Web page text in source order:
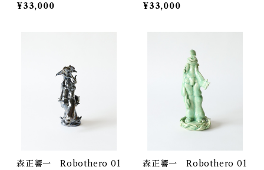
¥33,000
¥33,000
森正響一 Robothero 01
森正響一 Robothero 01